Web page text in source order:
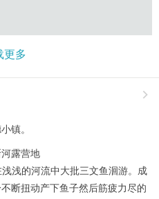
更多

镇。
露营地
浅浅的河流中大批三文鱼洄游。成
断扭动产下鱼子然后筋疲力尽的